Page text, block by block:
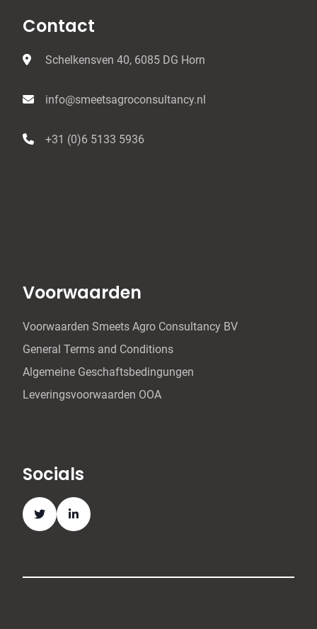
Contact
Schelkensven 40, 6085 DG Horn
info@smeetsagroconsultancy.nl
+31 (0)6 5133 5936
Voorwaarden
Voorwaarden Smeets Agro Consultancy BV
General Terms and Conditions
Algemeine Geschaftsbedingungen
Leveringsvoorwaarden OOA
Socials